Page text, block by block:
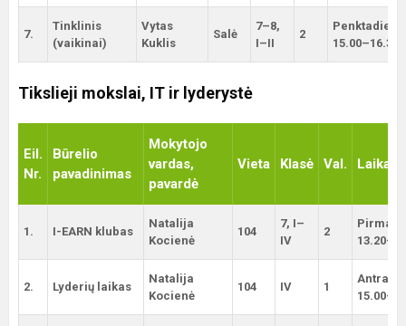
7.
Tinklinis
(vaikinai)
Vytas
Kuklis
Salė
7–8,
I–II
2
15.00–16.30
Tikslieji mokslai, IT ir lyderystė
Eil.
Nr.
Būrelio
pavadinimas
Mokytojo
vardas,
pavardė
Vieta Klasė Val. Laikas
1. I-EARN klubas
Natalija
Kocienė
104
7, I–
IV
2
2. Lyderių laikas
Natalija
Kocienė
104 IV 1